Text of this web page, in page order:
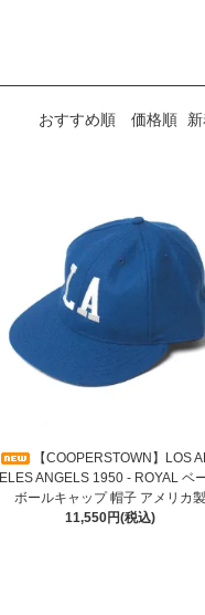
おすすめ順 価格順
【COOPERSTOWN】LOS
ELES ANGELS 1950 - ROYAL ベ
ボールキャップ 帽子 アメリカ製
11,550円(税込)